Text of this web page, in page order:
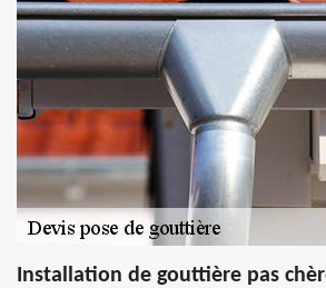
Installation de gouttière pas